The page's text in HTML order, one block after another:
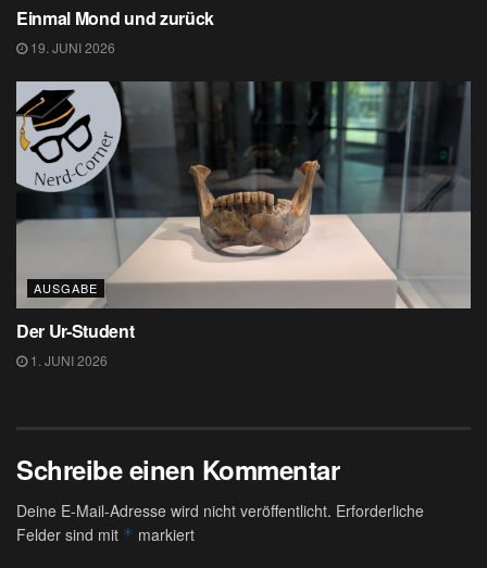
Einmal Mond und zurück
19. JUNI 2026
AUSGABE
Der Ur-Student
1. JUNI 2026
Schreibe einen Kommentar
Deine E-Mail-Adresse wird nicht veröffentlicht. Erforderliche
Felder sind mit * markiert